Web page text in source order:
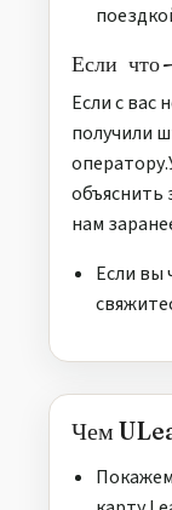
Если
Если с вас
получили
нам
Если вы
Чем